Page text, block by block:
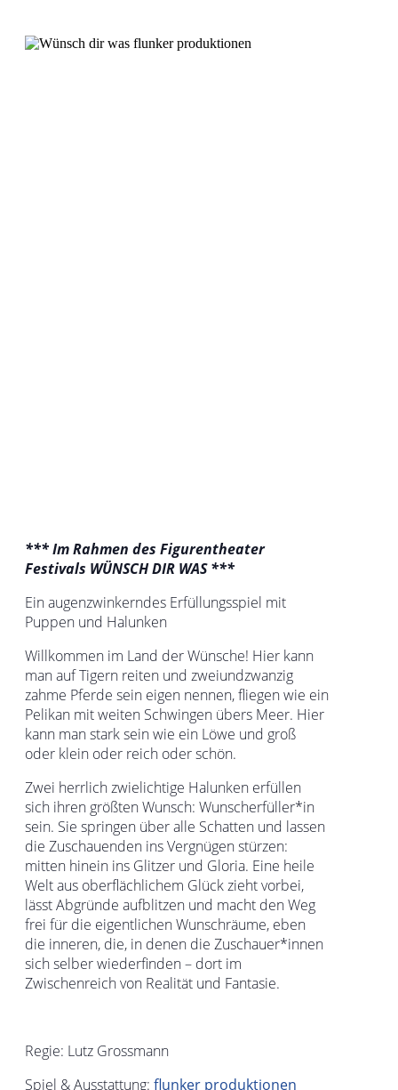
*** Im Rahmen des Figurentheater
Festivals WÜNSCH DIR WAS ***
Ein augenzwinkerndes Erfüllungsspiel mit
Puppen und Halunken
Willkommen im Land der Wünsche! Hier kann
man auf Tigern reiten und zweiundzwanzig
zahme Pferde sein eigen nennen, fliegen wie ein
Pelikan mit weiten Schwingen übers Meer. Hier
kann man stark sein wie ein Löwe und groß
oder klein oder reich oder schön.
Zwei herrlich zwielichtige Halunken erfüllen
sich ihren größten Wunsch: Wunscherfüller*in
sein. Sie springen über alle Schatten und lassen
die Zuschauenden ins Vergnügen stürzen:
mitten hinein ins Glitzer und Gloria. Eine heile
Welt aus oberflächlichem Glück zieht vorbei,
lässt Abgründe aufblitzen und macht den Weg
frei für die eigentlichen Wunschräume, eben
die inneren, die, in denen die Zuschauer*innen
sich selber wiederfinden – dort im
Zwischenreich von Realität und Fantasie.
Regie: Lutz Grossmann
Spiel & Ausstattung: flunker produktionen